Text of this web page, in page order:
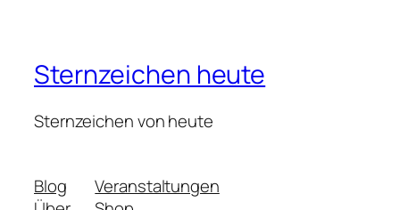
Sternzeichen heute
Sternzeichen von heute
Blog
Veranstaltungen